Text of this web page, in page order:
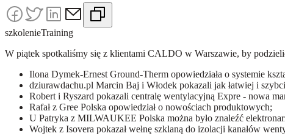
szkolenieTraining
W piątek spotkaliśmy się z klientami CALDO w Warszawie, by
Ilona Dymek-Ernest Ground-Therm opowiedziała o systemie
dziurawdachu.pl Marcin Baj i Włodek pokazali jak łatwiej i
Robert i Ryszard pokazali centralę wentylacyjną Expre - nowa
Rafał z Gree Polska opowiedział o nowościach produktowych;
U Patryka z MILWAUKEE Polska można było znaleźć
Wojtek z Isovera pokazał wełnę szklaną do izolacji kanałów